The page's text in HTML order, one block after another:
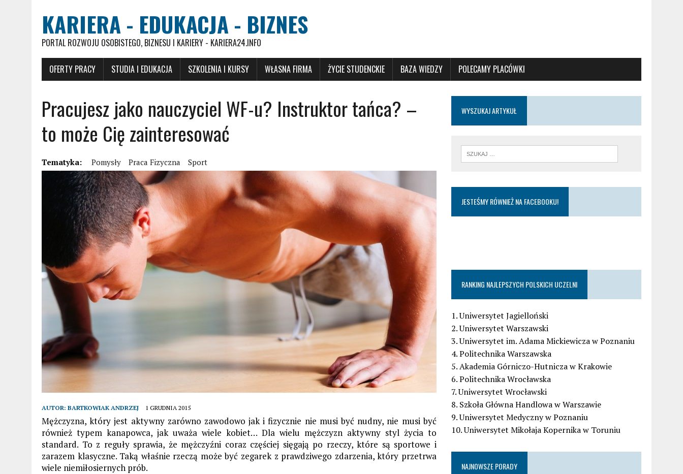
KARIERA - EDUKACJA - BIZNES
PORTAL ROZWOJU OSOBISTEGO, BIZNESU I KARIERY - KARIERA24.INFO
OFERTY PRACY STUDIA I EDUKACJA SZKOLENIA I KURSY WŁASNA FIRMA ŻYCIE STUDENCKIE BAZA WIEDZY POLECAMY PLACÓWKI
Pracujesz jako nauczyciel WF-u? Instruktor tańca? –
to może Cię zainteresować
Tematyka: Pomysły Praca Fizyczna Sport
AUTOR: BARTKOWIAK ANDRZEJ 1 GRUDNIA 2015
Mężczyzna, który jest aktywny zarówno zawodowo jak i fizycznie nie musi być nudny, nie musi być
również typem kanapowca, jak uważa wiele kobiet… Dla wielu mężczyzn aktywny styl życia to
standard. To z reguły sprawia, że mężczyźni coraz częściej sięgają po rzeczy, które są sportowe i
zarazem klasyczne. Taką właśnie rzeczą może być zegarek z prawdziwego zdarzenia, który przetrwa
wiele niemiłosiernych prób.
WYSZUKAJ ARTYKUŁ
JESTEŚMY RÓWNIEŻ NA FACEBOOKU!
RANKING NAJLEPSZYCH POLSKICH UCZELNI
1. Uniwersytet Jagielloński
2. Uniwersytet Warszawski
3. Uniwersytet im. Adama Mickiewicza w Poznaniu
4. Politechnika Warszawska
5. Akademia Górniczo-Hutnicza w Krakowie
6. Politechnika Wrocławska
7. Uniwersytet Wrocławski
8. Szkoła Główna Handlowa w Warszawie
9. Uniwersytet Medyczny w Poznaniu
10. Uniwersytet Mikołaja Kopernika w Toruniu
NAJNOWSZE PORADY